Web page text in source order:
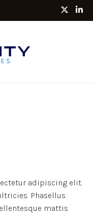
adipiscing elit.
Phasellus
mattis